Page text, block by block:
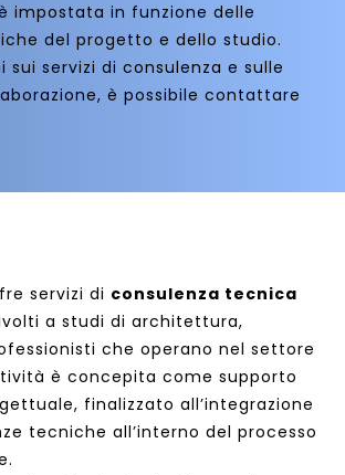
impostata in funzione delle
del progetto e dello studio.
sui servizi di consulenza e sulle
è possibile contattare
servizi di consulenza tecnica
a studi di architettura,
che operano nel settore
è concepita come supporto
finalizzato all’integrazione
tecniche all’interno del processo